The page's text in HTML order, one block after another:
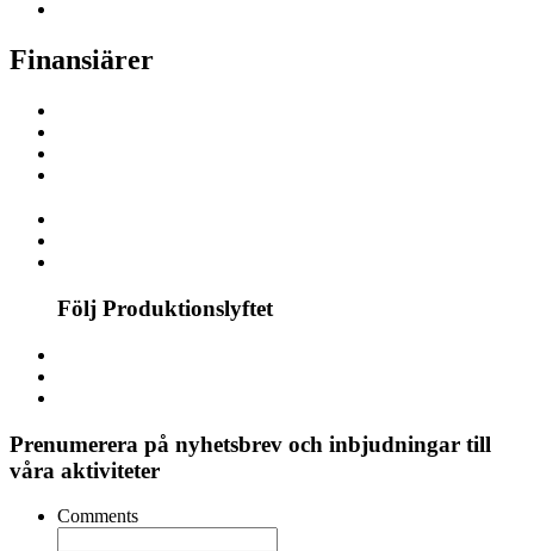
Finansiärer
Följ Produktionslyftet
Prenumerera på nyhetsbrev och inbjudningar till
våra aktiviteter
Comments